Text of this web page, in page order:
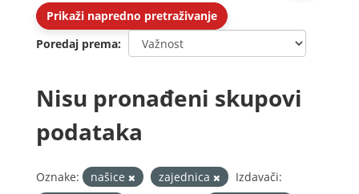
Prikaži napredno pretraživanje
Poredaj prema
Nisu pronađeni skupovi
podataka
Oznake: našice zajednica
Izdavači: